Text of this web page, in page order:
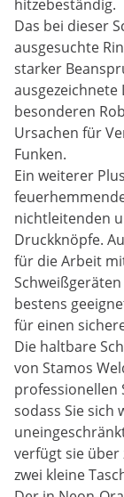
hitzebeständig.
Das bei dieser
ausgesuchte
starker
ausgezeichnete
besonderen
Ursachen für
Funken.
Ein weiterer
nichtleitenden
Druckknöpfe.
für die Arbeit
bestens
für einen
Die haltbare
von Stamos
professionellen
sodass Sie sich
verfügt sie über
zwei kleine